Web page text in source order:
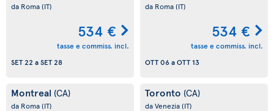
da Roma(IT)
534 €
tasse e commiss. incl.
SET 22 aSET 28
da Roma(IT)
534 €
tasse e commiss. incl.
OTT 06aOTT 13
Montreal (CA)
da Roma(IT)
Toronto (CA)
da Venezia(IT)